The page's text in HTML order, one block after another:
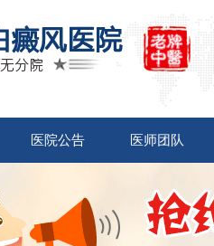
医院公告 医师团队